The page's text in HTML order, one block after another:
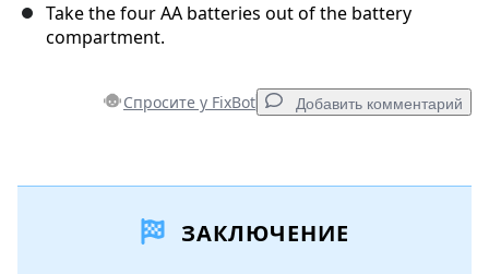
Take the four AA batteries out of the battery
compartment.
Спросите у FixBot Добавить комментарий
Добавить комментарий
ЗАКЛЮЧЕНИЕ